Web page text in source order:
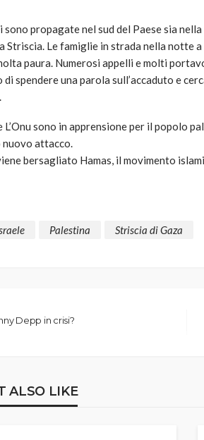
sono propagate nel sud del Paese sia
Striscia. Le famiglie in strada nella notte
paura. Numerosi appelli e molti
spendere una parola sull’accaduto e
L’Onu sono in apprensione per il popolo
nuovo attacco.
bersagliato Hamas, il movimento
Palestina Striscia di Gaza
Depp in crisi?
ALSO LIKE